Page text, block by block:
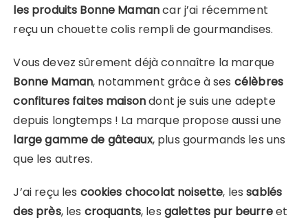
les produits Bonne Mamancar j’ai récemment
reçu un chouette colis rempli de gourmandises.
Vous devez sûrement déjà connaître la marque
Bonne Maman, notamment grâce à ses célèbres
confitures faites maisondont je suis une adepte
depuis longtemps ! La marque propose aussi une
large gamme de gâteaux, plus gourmands les uns
que les autres.
J’ai reçu les cookies chocolat noisette, les sablés
des près, les croquants, les galettes pur beurreet